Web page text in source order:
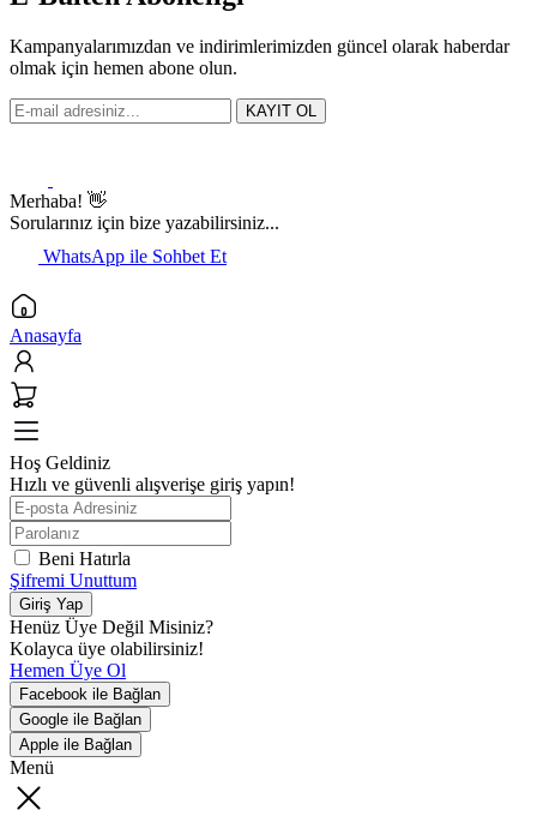
Kampanyalarımızdan ve indirimlerimizden güncel olarak haberdar
olmak için hemen abone olun.
KAYIT OL
Merhaba! 👋
Sorularınız için bize yazabilirsiniz...
WhatsApp ile Sohbet Et
Anasayfa
Hoş Geldiniz
Hızlı ve güvenli alışverişe giriş yapın!
Beni Hatırla
Şifremi Unuttum
Giriş Yap
Henüz Üye Değil Misiniz?
Kolayca üye olabilirsiniz!
Hemen Üye Ol
Facebook ile Bağlan
Google ile Bağlan
Apple ile Bağlan
Menü